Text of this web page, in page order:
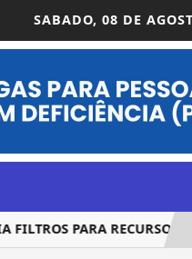
SABADO, 08 DE
PARA RECURSOS E